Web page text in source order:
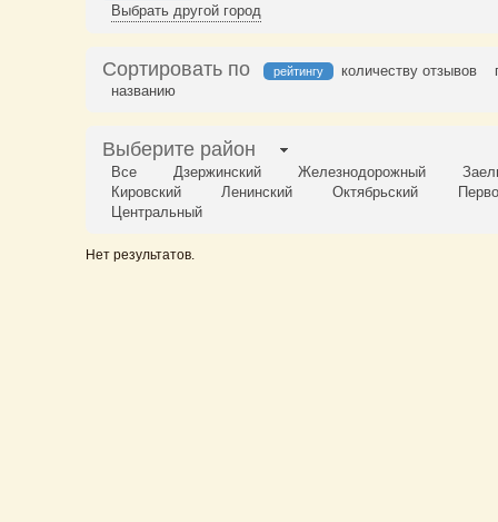
Выбрать другой город
Сортировать по рейтингу количеству отзывов
названию
Выберите район
Все Дзержинский Железнодорожный
Кировский
Ленинский Октябрьский
Центральный
Нет результатов.